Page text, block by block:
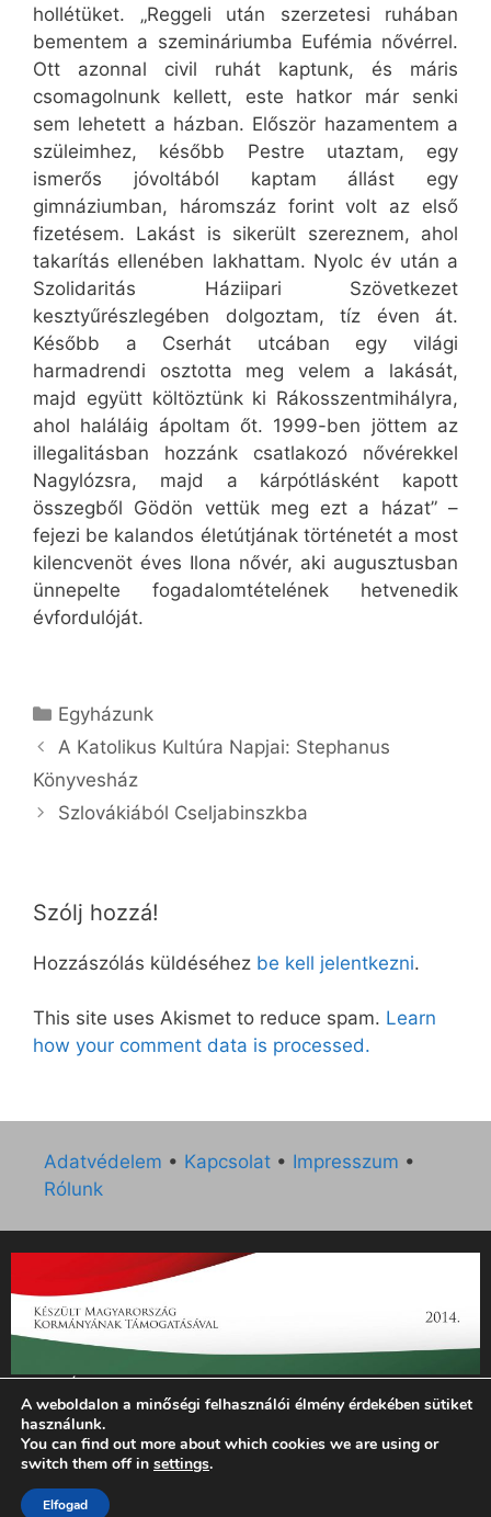
hollétüket. „Reggeli után szerzetesi ruhában
bementem a szemináriumba Eufémia nővérrel.
Ott azonnal civil ruhát kaptunk, és máris
csomagolnunk kellett, este hatkor már senki
sem lehetett a házban. Először hazamentem a
szüleimhez, később Pestre utaztam, egy
ismerős jóvoltából kaptam állást egy
gimnáziumban, háromszáz forint volt az első
fizetésem. Lakást is sikerült szereznem, ahol
takarítás ellenében lakhattam. Nyolc év után a
Szolidaritás Háziipari Szövetkezet
kesztyűrészlegében dolgoztam, tíz éven át.
Később a Cserhát utcában egy világi
harmadrendi osztotta meg velem a lakását,
majd együtt költöztünk ki Rákosszentmihályra,
ahol haláláig ápoltam őt. 1999-ben jöttem az
illegalitásban hozzánk csatlakozó nővérekkel
Nagylózsra, majd a kárpótlásként kapott
összegből Gödön vettük meg ezt a házat” –
fejezi be kalandos életútjának történetét a most
kilencvenöt éves Ilona nővér, aki augusztusban
ünnepelte fogadalomtételének hetvenedik
évfordulóját.
Kategória
Egyházunk
A Katolikus Kultúra Napjai: Stephanus
Könyvesház
Szlovákiából Cseljabinszkba
Szólj hozzá!
Hozzászólás küldéséhez be kell jelentkezni.
This site uses Akismet to reduce spam. Learn
how your comment data is processed.
Adatvédelem • Kapcsolat • Impresszum •
Rólunk
„Az Új Ember katolikus hetilap 2014. évi működésének
támogatását az EGYH-KCP-14-P-0121 sz. támogatási
szerződés keretében 3 000 000 Ft összegben támogatta az
Emberi Erőforrások Minisztériuma.”
© 2026 Magyar Kurír - Új Ember
A weboldalon a minőségi felhasználói élmény érdekében sütiket
használunk.
You can find out more about which cookies we are using or
switch them off in settings.
Elfogad